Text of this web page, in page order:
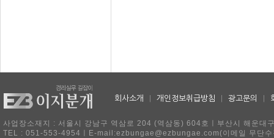
회사소개 개인정보취급방침 광고문의
사업장소재지 : 서울시 강남구 역삼로 204 (역삼동) 604호ㅣ부산시 해운
TEL : 051-553-4954ㅣE-mail:ezbungae@ezbungae.com(이메일 무단수